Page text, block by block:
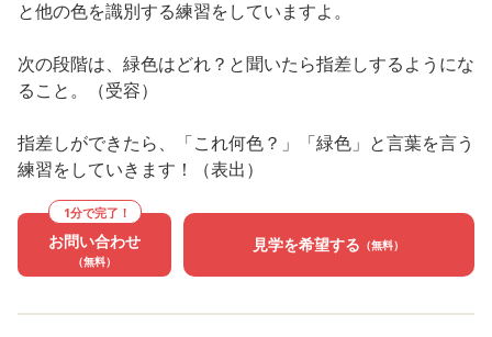
と他の色を識別する練習をしていますよ。
次の段階は、緑色はどれ？と聞いたら指差しするようにな
ること。（受容）
指差しができたら、「これ何色？」「緑色」と言葉を言う
練習をしていきます！（表出）
1分で完了！
お問い合わせ
（無料）
見学を希望する （無料）